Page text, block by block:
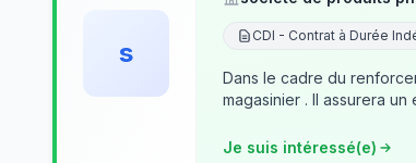
s
CDI - Contrat à Durée
Dans le cadre du
magasinier . Il assurera
Je suis intéressé(e)